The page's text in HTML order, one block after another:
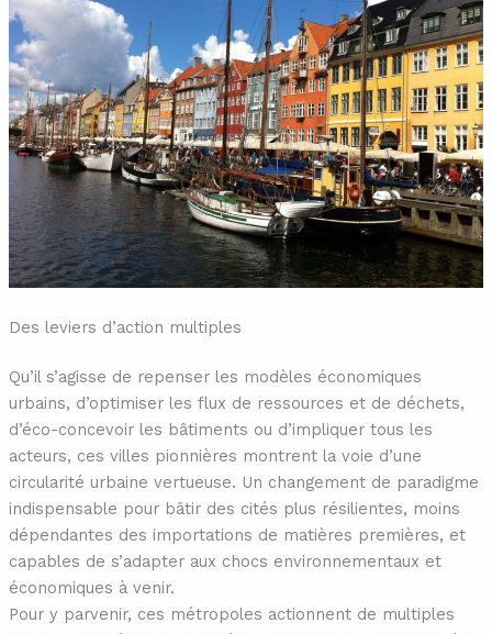
Des leviers d’action multiples
Qu’il s’agisse de repenser les modèles économiques
urbains, d’optimiser les flux de ressources et de déchets,
d’éco-concevoir les bâtiments ou d’impliquer tous les
acteurs, ces villes pionnières montrent la voie d’une
circularité urbaine vertueuse. Un changement de paradigme
indispensable pour bâtir des cités plus résilientes, moins
dépendantes des importations de matières premières, et
capables de s’adapter aux chocs environnementaux et
économiques à venir.
Pour y parvenir, ces métropoles actionnent de multiples